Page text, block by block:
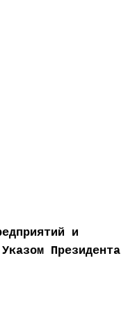
и
Президента